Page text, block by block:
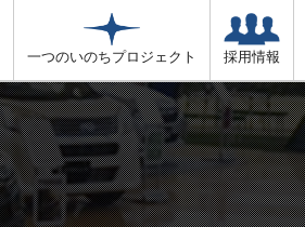
一つのいのちプロジェクト 採用情報